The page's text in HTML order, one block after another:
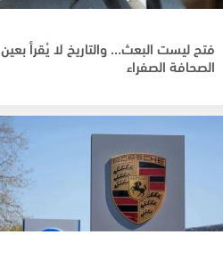
فتح ليست البعث… والتاريخ لا يُقرأ بعين
الصحافة الصفراء